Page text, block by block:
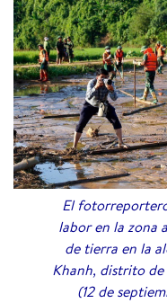
El
labor en la zona
de tierra en la
Khanh, distrito de
(12 de